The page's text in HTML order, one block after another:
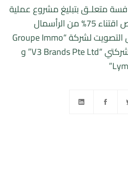
متعلـق بتبليغ مشروع عملية
تركيـز اقتصادي تخص اقتناء 75% من الرأسمال
الاجتماعي وحقوق التصويت لشركة “Groupe Immo
Océan” من طرف شركتي “V3 Brands Pte Ltd” و